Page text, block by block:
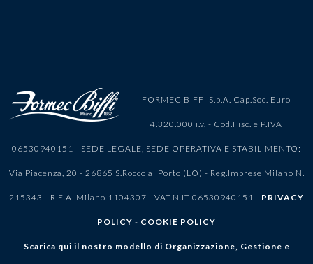
FORMEC BIFFI S.p.A. Cap.Soc. Euro
4.320.000 i.v. - Cod.Fisc. e P.IVA
06530940151 - SEDE LEGALE, SEDE OPERATIVA E STABILIMENTO:
Via Piacenza, 20 - 26865 S.Rocco al Porto (LO) - Reg.Imprese Milano N.
215343 - R.E.A. Milano 1104307 - VAT.N.IT 06530940151 - PRIVACY
POLICY - COOKIE POLICY
Scarica qui il nostro modello di Organizzazione, Gestione e